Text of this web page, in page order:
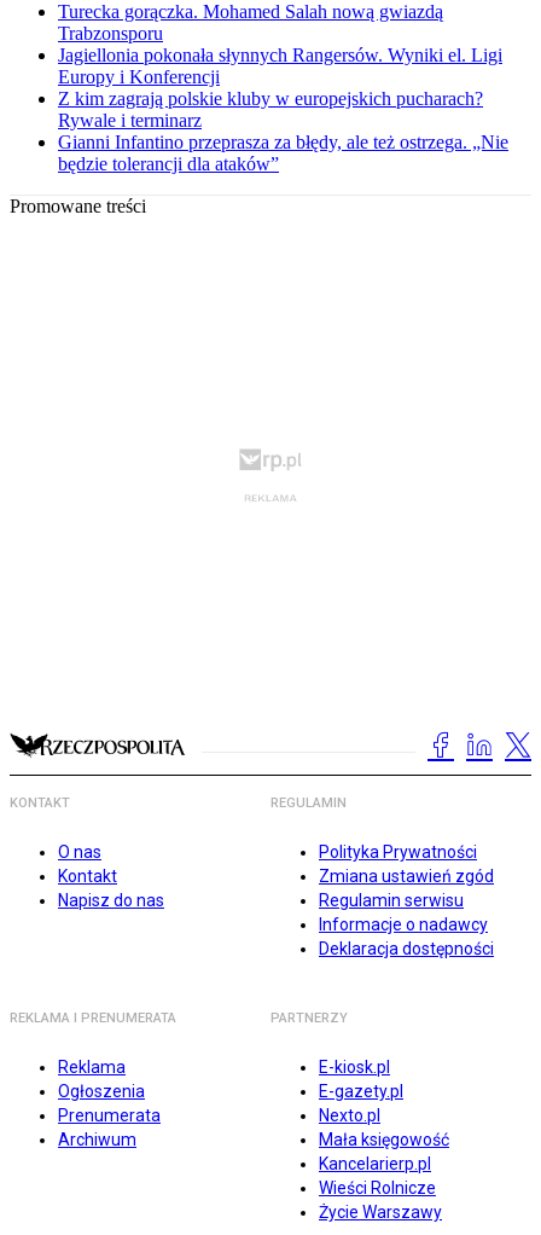
Turecka gorączka. Mohamed Salah nową gwiazdą
Trabzonsporu
Jagiellonia pokonała słynnych Rangersów. Wyniki el. Ligi
Europy i Konferencji
Z kim zagrają polskie kluby w europejskich pucharach?
Rywale i terminarz
Gianni Infantino przeprasza za błędy, ale też ostrzega. „Nie
będzie tolerancji dla ataków”
Promowane treści
KONTAKT
O nas
Kontakt
Napisz do nas
REGULAMIN
Polityka Prywatności
Zmiana ustawień zgód
Regulamin serwisu
Informacje o nadawcy
Deklaracja dostępności
REKLAMA I PRENUMERATA
Reklama
Ogłoszenia
Prenumerata
Archiwum
PARTNERZY
E-kiosk.pl
E-gazety.pl
Nexto.pl
Mała księgowość
Kancelarierp.pl
Wieści Rolnicze
Życie Warszawy